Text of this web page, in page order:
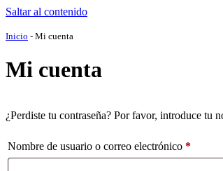
Saltar al contenido
Inicio - Mi cuenta
Mi cuenta
¿Perdiste tu contraseña? Por favor, introduce tu
Nombre de usuario o correo electrónico *